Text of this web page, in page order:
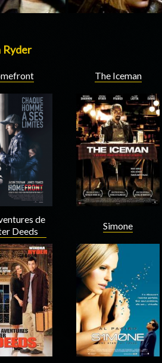
Ryder
The Iceman
Acteur
de
Deeds
Simone